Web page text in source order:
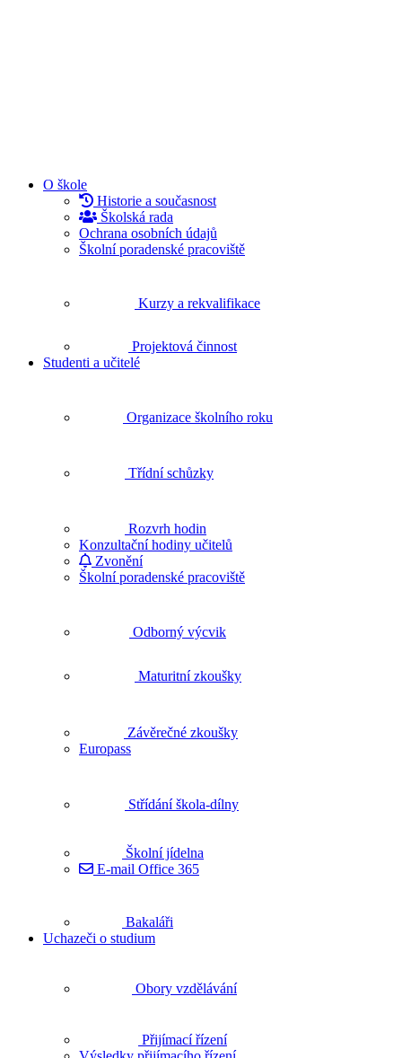
O škole
Historie a současnost
Školská rada
Ochrana osobních údajů
Školní poradenské pracoviště
Kurzy a rekvalifikace
Projektová činnost
Studenti a učitelé
Organizace školního roku
Třídní schůzky
Rozvrh hodin
Konzultační hodiny učitelů
Zvonění
Školní poradenské pracoviště
Odborný výcvik
Maturitní zkoušky
Závěrečné zkoušky
Europass
Střídání škola-dílny
Školní jídelna
E-mail Office 365
Bakaláři
Uchazeči o studium
Obory vzdělávání
Přijímací řízení